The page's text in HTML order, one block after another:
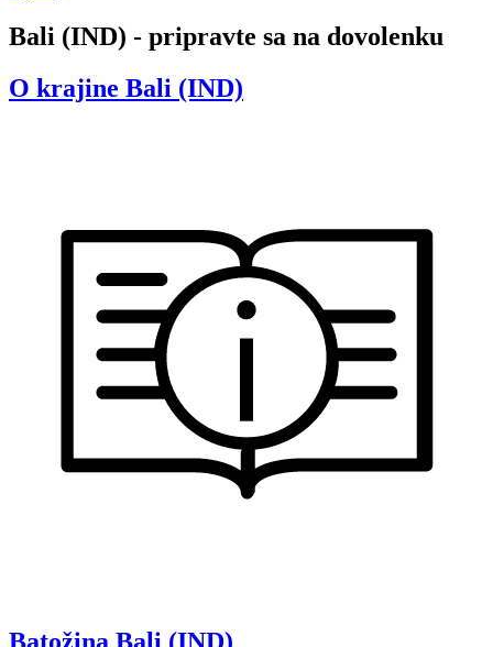
Bali (IND) - pripravte sa na dovolenku
O krajine Bali (IND)
Batožina Bali (IND)